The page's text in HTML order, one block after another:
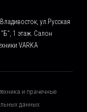
ул.Русская
"Б", 1 этаж. Салон
VARKA
и прачечные
данных